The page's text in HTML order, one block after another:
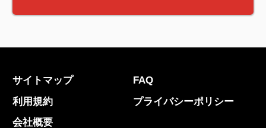
サイトマップ
FAQ
利用規約
プライバシーポリシー
会社概要